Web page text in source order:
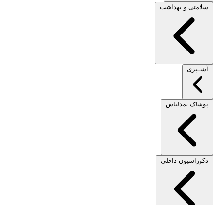
سلامتی و بهداشت
آشــپزی
پوشاک ،مدلباس
دکوراسیون داخلی